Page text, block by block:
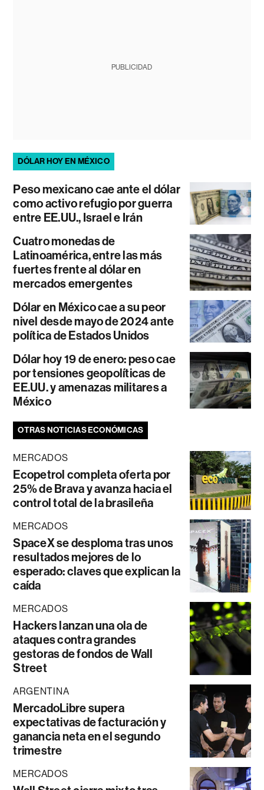
PUBLICIDAD
DÓLAR HOY EN MÉXICO
Peso mexicano cae ante el dólar
como activo refugio por guerra
entre EE.UU., Israel e Irán
Cuatro monedas de
Latinoamérica, entre las más
fuertes frente al dólar en
mercados emergentes
Dólar en México cae a su peor
nivel desde mayo de 2024 ante
política de Estados Unidos
Dólar hoy 19 de enero: peso cae
por tensiones geopolíticas de
EE.UU. y amenazas militares a
México
OTRAS NOTICIAS ECONÓMICAS
MERCADOS
Ecopetrol completa oferta por
25% de Brava y avanza hacia el
control total de la brasileña
MERCADOS
SpaceX se desploma tras unos
resultados mejores de lo
esperado: claves que explican la
caída
MERCADOS
Hackers lanzan una ola de
ataques contra grandes
gestoras de fondos de Wall
Street
ARGENTINA
MercadoLibre supera
expectativas de facturación y
ganancia neta en el segundo
trimestre
MERCADOS